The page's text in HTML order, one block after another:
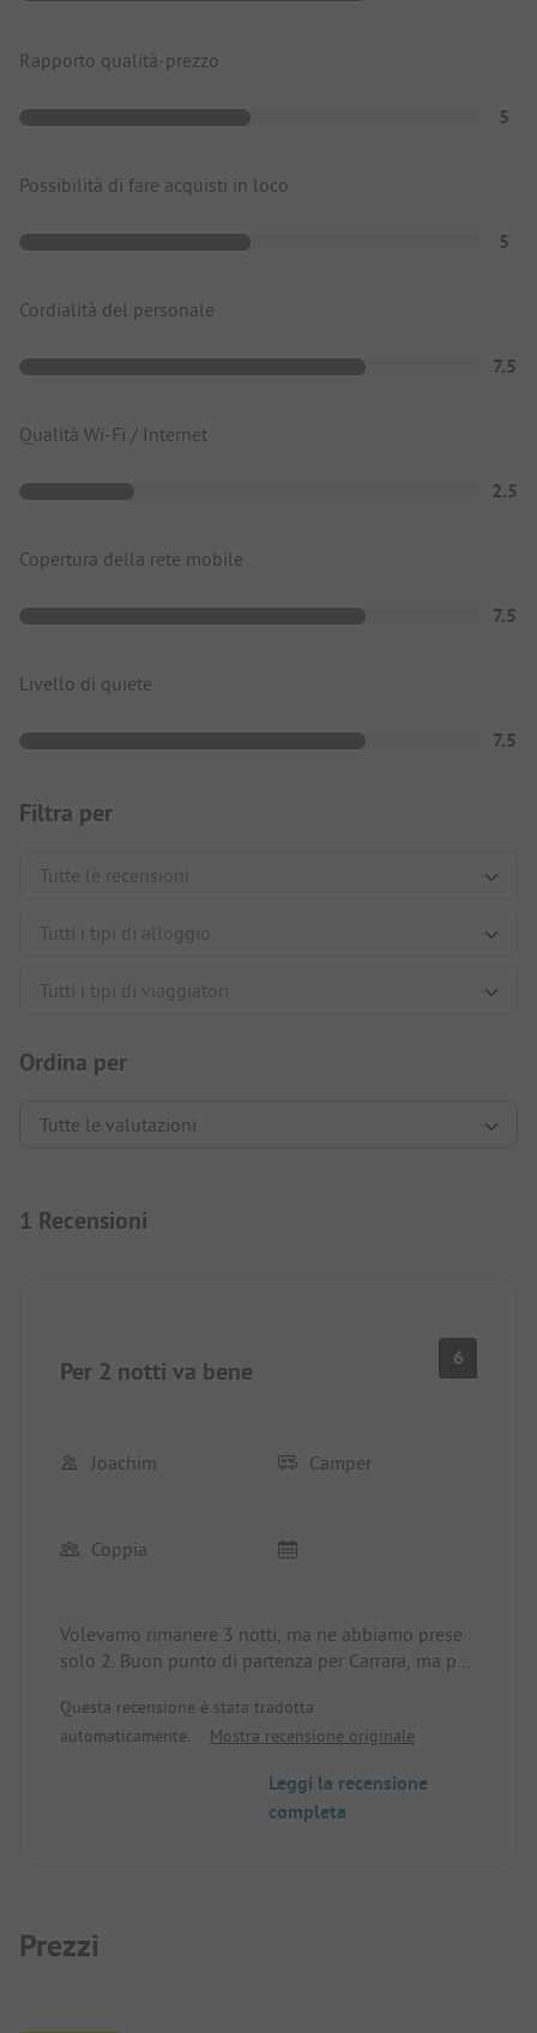
Rapporto qualità-prezzo
5
Possibilità di fare acquisti in loco
5
Cordialità del personale
7.5
Qualità Wi-Fi / Internet
2.5
Copertura della rete mobile
7.5
Livello di quiete
7.5
Filtra per
Ordina per
1 Recensioni
Per 2 notti va bene 6
Joachim Camper
Coppia
Volevamo rimanere 3 notti, ma ne abbiamo prese
solo 2. Buon punto di partenza per Carrara, ma per
diversi muri di pietra e in spiaggia ci sono ciottoli,
sia a destra che a sinistra della spiaggia pubblica.
%, quindi rimangono 28 €.
Questa recensione è stata tradotta
automaticamente.
Mostra recensione originale
Leggi la recensione
completa
Prezzi